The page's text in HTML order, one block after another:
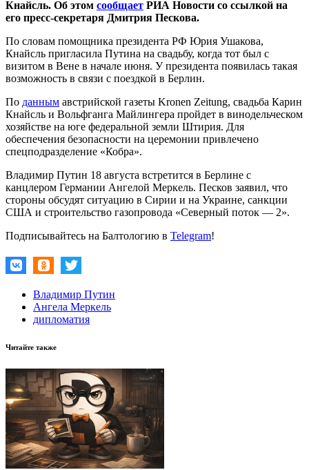
Кнайсль. Об этом сообщает РИА Новости со ссылкой на
его пресс-секретаря Дмитрия Пескова.
По словам помощника президента РФ Юрия Ушакова,
Кнайсль пригласила Путина на свадьбу, когда тот был с
визитом в Вене в начале июня. У президента появилась такая
возможность в связи с поездкой в Берлин.
По данным австрийской газеты Kronen Zeitung, свадьба Карин
Кнайсль и Вольфганга Майлингера пройдет в винодельческом
хозяйстве на юге федеральной земли Штирия. Для
обеспечения безопасности на церемонии привлечено
спецподразделение «Кобра».
Владимир Путин 18 августа встретится в Берлине с
канцлером Германии Ангелой Меркель. Песков заявил, что
стороны обсудят ситуацию в Сирии и на Украине, санкции
США и строительство газопровода «Северный поток — 2».
Подписывайтесь на Балтологию в Telegram!
Владимир Путин
Ангела Меркель
дипломатия
Читайте также